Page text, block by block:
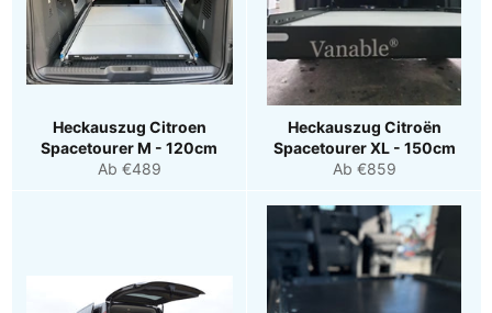
Heckauszug Citroen
Spacetourer M - 120cm
Ab €489
Heckauszug Citroën
Spacetourer XL - 150cm
Ab €859